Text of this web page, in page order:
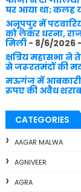
घर आया था; कलह
अनूपपुर में
को लेकर धरना,
मिली- 8/6/2026-
क्षत्रिय महासभा
से जरूरतमंदों की
मऊगंज में आबकारी
रुपए की अवैध
CATEGORIES
AAGAR MALWA
AGNIVEER
AGRA